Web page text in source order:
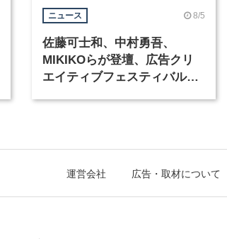
ニュース 8/5
佐藤可士和、中村勇吾、
MIKIKOらが登壇、広告クリ
エイティブフェスティバル
運営会社 広告・取材について